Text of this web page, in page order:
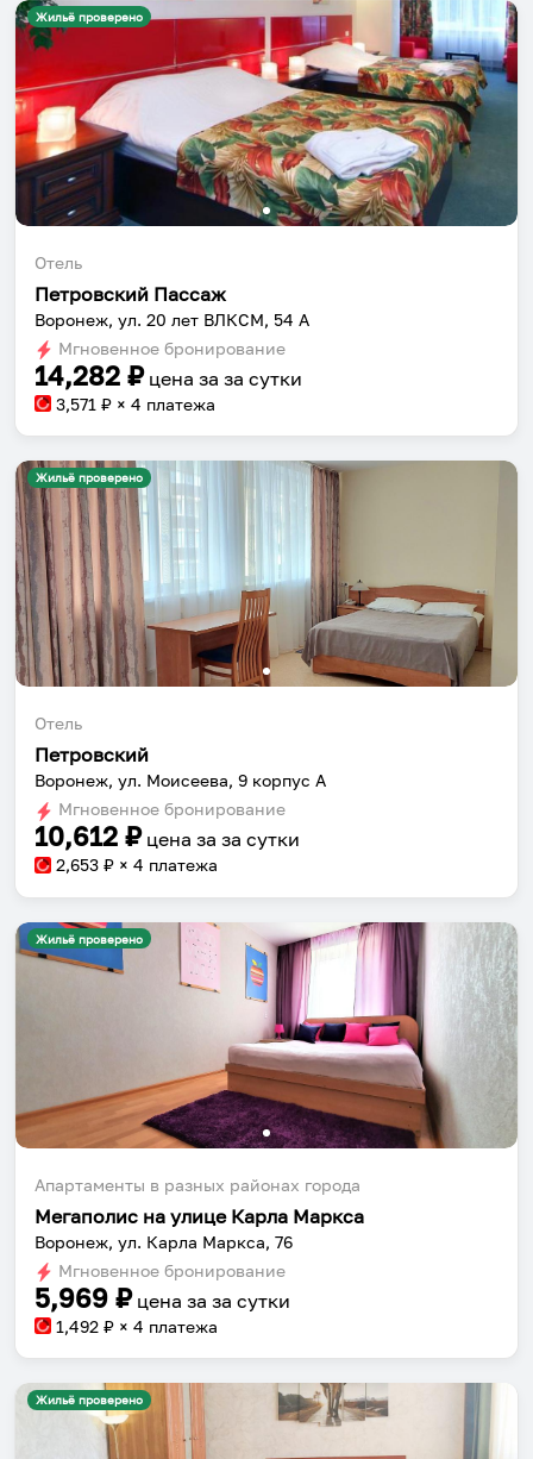
Жильё проверено
Отель
Петровский Пассаж
Воронеж, ул. 20 лет ВЛКСМ, 54 А
Мгновенное бронирование
14,282 ₽ цена за за сутки
3,571 ₽ × 4 платежа
Жильё проверено
Отель
Петровский
Воронеж, ул. Моисеева, 9 корпус А
Мгновенное бронирование
10,612 ₽ цена за за сутки
2,653 ₽ × 4 платежа
Жильё проверено
Апартаменты в разных районах города
Мегаполис на улице Карла Маркса
Воронеж, ул. Карла Маркса, 76
Мгновенное бронирование
5,969 ₽ цена за за сутки
1,492 ₽ × 4 платежа
Жильё проверено